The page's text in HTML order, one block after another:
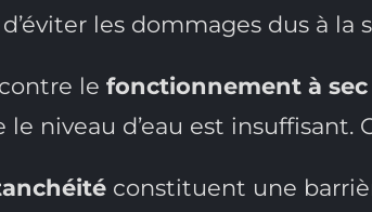
les dommages dus à la
le fonctionnement à sec
niveau d’eau est insuffisant.
constituent une